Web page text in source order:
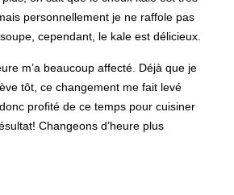
personnellement je ne raffole pas
cependant, le kale est délicieux.
m’a beaucoup affecté. Déjà que je
tôt, ce changement me fait levé
profité de ce temps pour cuisiner
Changeons d’heure plus